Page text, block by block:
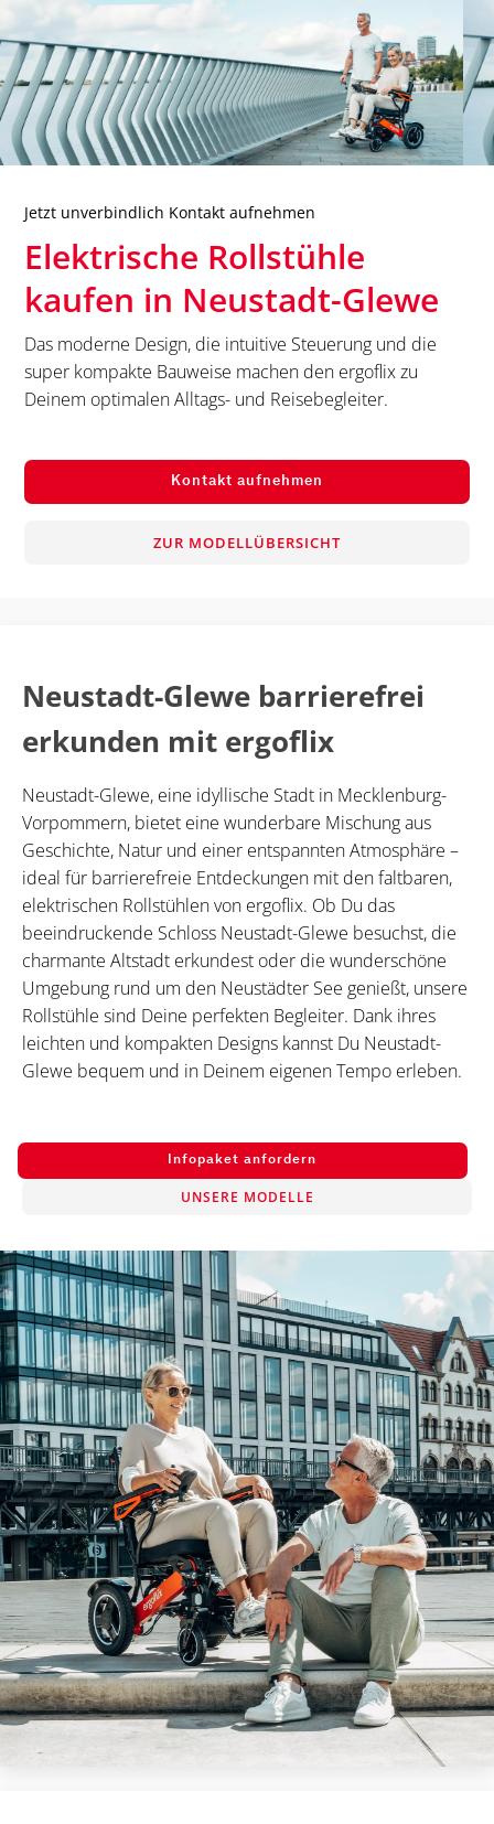
Jetzt unverbindlich Kontakt aufnehmen
Elektrische Rollstühle
kaufen in Neustadt-Glewe
Das moderne Design, die intuitive Steuerung und die
super kompakte Bauweise machen den ergoflix zu
Deinem optimalen Alltags- und Reisebegleiter.
Kontakt aufnehmen
ZUR MODELLÜBERSICHT
Neustadt-Glewe barrierefrei
erkunden mit ergoflix
Neustadt-Glewe, eine idyllische Stadt in Mecklenburg-
Vorpommern, bietet eine wunderbare Mischung aus
Geschichte, Natur und einer entspannten Atmosphäre –
ideal für barrierefreie Entdeckungen mit den faltbaren,
elektrischen Rollstühlen von ergoflix. Ob Du das
beeindruckende Schloss Neustadt-Glewe besuchst, die
charmante Altstadt erkundest oder die wunderschöne
Umgebung rund um den Neustädter See genießt, unsere
Rollstühle sind Deine perfekten Begleiter. Dank ihres
leichten und kompakten Designs kannst Du Neustadt-
Glewe bequem und in Deinem eigenen Tempo erleben.
Infopaket anfordern
UNSERE MODELLE